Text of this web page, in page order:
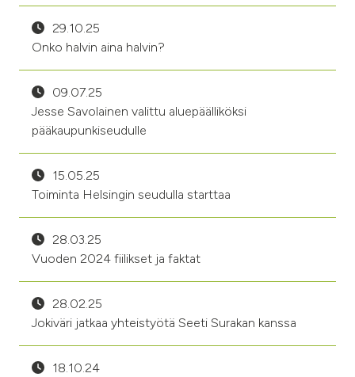
29.10.25
Onko halvin aina halvin?
09.07.25
Jesse Savolainen valittu aluepäälliköksi
pääkaupunkiseudulle
15.05.25
Toiminta Helsingin seudulla starttaa
28.03.25
Vuoden 2024 fiilikset ja faktat
28.02.25
Jokiväri jatkaa yhteistyötä Seeti Surakan kanssa
18.10.24